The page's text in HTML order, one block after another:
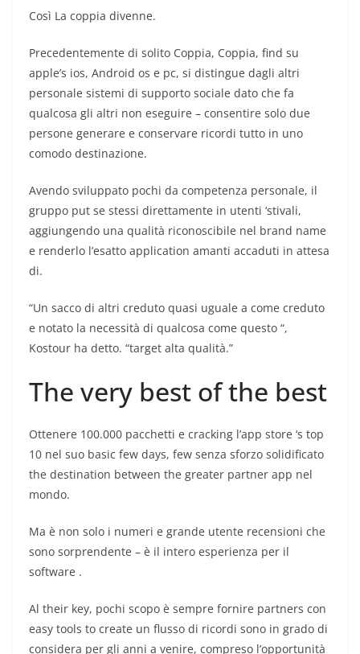
Così La coppia divenne.
Precedentemente di solito Coppia, Coppia, find su
apple’s ios, Android os e pc, si distingue dagli altri
personale sistemi di supporto sociale dato che fa
qualcosa gli altri non eseguire – consentire solo due
persone generare e conservare ricordi tutto in uno
comodo destinazione.
Avendo sviluppato pochi da competenza personale, il
gruppo put se stessi direttamente in utenti ‘stivali,
aggiungendo una qualità riconoscibile nel brand name
e renderlo l’esatto application amanti accaduti in attesa
di.
“Un sacco di altri creduto quasi uguale a come creduto
e notato la necessità di qualcosa come questo “,
Kostour ha detto. “target alta qualità.”
The very best of the best
Ottenere 100.000 pacchetti e cracking l’app store ‘s top
10 nel suo basic few days, few senza sforzo solidificato
the destination between the greater partner app nel
mondo.
Ma è non solo i numeri e grande utente recensioni che
sono sorprendente – è il intero esperienza per il
software .
Al their key, pochi scopo è sempre fornire partners con
easy tools to create un flusso di ricordi sono in grado di
considera per gli anni a venire, compreso l’opportunità